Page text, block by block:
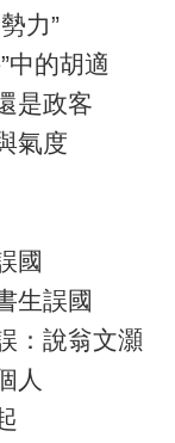
力”
中的胡適
是政客
氣度
國
生誤國
：說翁文灝
人